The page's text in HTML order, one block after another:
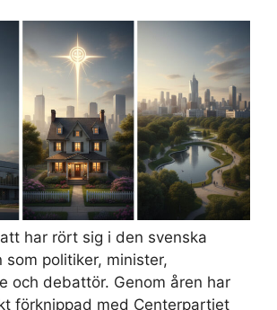
har rört sig i den svenska
politiker, minister,
och debattör. Genom åren har
förknippad med Centerpartiet